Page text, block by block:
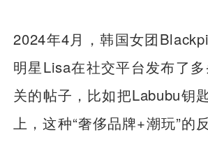
2024年4月，韩国女团
明星Lisa在社交平台发布了
关的帖子，比如把Labubu钥
上，这种“奢侈品牌+潮玩”的